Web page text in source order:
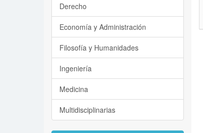
Derecho
Economía y Administración
Filosofía y Humanidades
Ingeniería
Medicina
Multidisciplinarias